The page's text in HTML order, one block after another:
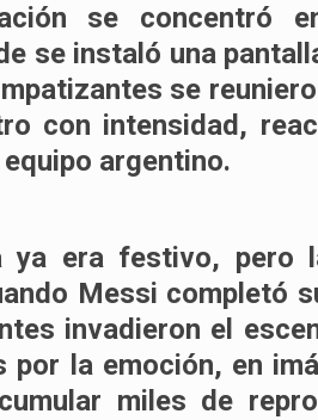
se concentró
se instaló una
se
con intensidad,
argentino.
era festivo, pero
Messi completó
invadieron el
la emoción, en
miles de